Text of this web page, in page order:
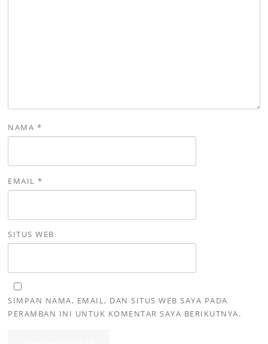
NAMA *
EMAIL*
SITUS WEB
SIMPAN NAMA, EMAIL, DAN SITUS WEB SAYA PADA
PERAMBAN INI UNTUK KOMENTAR SAYA BERIKUTNYA.